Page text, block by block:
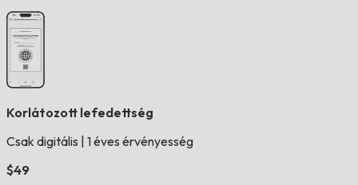
Korlátozott lefedettség
Csak digitális 1 éves érvényesség
$49